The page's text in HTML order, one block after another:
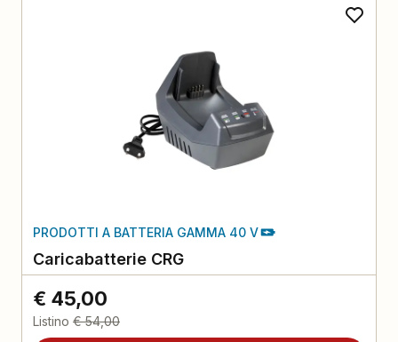
PRODOTTI A BATTERIA GAMMA 40 V
Caricabatterie CRG
€ 45,00
Listino € 54,00